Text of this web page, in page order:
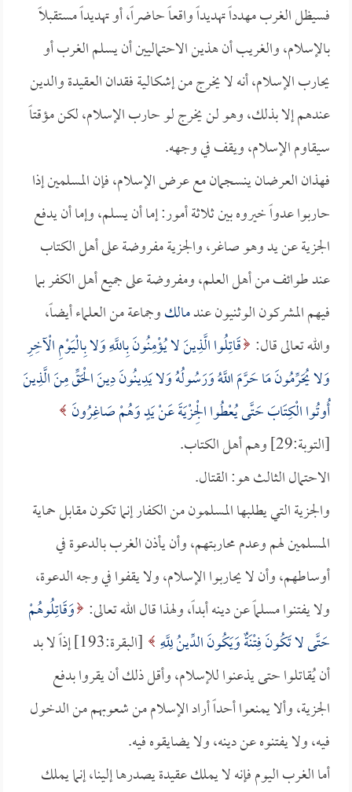
فسيظل الغرب مهدداً تهديداً واقعاً حاضراً، أو تهديداً مستقبلاً
بالإسلام، والغريب أن هذين الاحتماليين أن يسلم الغرب أو
يحارب الإسلام، أنه لا يخرج من إشكالية فقدان العقيدة والدين
عندهم إلا بذلك، وهو لن يخرج لو حارب الإسلام، لكن مؤقتاً
سيقاوم الإسلام، ويقف في وجهه.
فهذان العرضان ينسجمان مع عرض الإسلام، فإن المسلمين إذا
حاربوا عدواً خيروه بين ثلاثة أمور: إما أن يسلم، وإما أن يدفع
الجزية عن يد وهو صاغر، والجزية مفروضة على أهل الكتاب
عند طوائف من أهل العلم، ومفروضة على جميع أهل الكفر بما
فيهم المشركون الوثنيون عندمالكوجماعة من العلماء أيضاً،
والله تعالى قال: قَاتِلُوا الَّذِينَ لا يُؤْمِنُونَ بِاللَّهِ وَلا بِالْيَوْمِ الْآخِرِ
وَلا يُحَرِّمُونَ مَا حَرَّمَ اللَّهُ وَرَسُولُهُ وَلا يَدِينُونَ دِينَ الْحَقِّ مِنَ الَّذِينَ
أُوتُوا الْكِتَابَ حَتَّى يُعْطُوا الْجِزْيَةَ عَنْ يَدٍ وَهُمْ صَاغِرُونَ
[التوبة:29] وهم أهل الكتاب.
الاحتمال الثالث هو: القتال.
والجزية التي يطلبها المسلمون من الكفار إنما تكون مقابل حماية
المسلمين لهم وعدم محاربتهم، وأن يأذن الغرب بالدعوة في
أوساطهم، وأن لا يحاربوا الإسلام، ولا يقفوا في وجه الدعوة،
ولا يفتنوا مسلماً عن دينه أبداً، ولهذا قال الله تعالى: وَقَاتِلُوهُمْ
حَتَّى لا تَكُونَ فِتْنَةٌ وَيَكُونَ الدِّينُ لِلَّهِ
[البقرة:193] إذاً لا بد
أن يُقاتلوا حتى يذعنوا للإسلام، وأقل ذلك أن يقروا بدفع
الجزية، وألا يمنعوا أحداً أراد الإسلام من شعوبهم من الدخول
فيه، ولا يفتنوه عن دينه، ولا يضايقوه فيه.
أما الغرب اليوم فإنه لا يملك عقيدة يصدرها إلينا، إنما يملك